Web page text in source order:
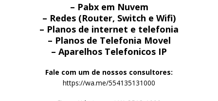
– Pabx em Nuvem
– Redes (Router, Switch e Wifi)
– Planos de internet e telefonia
– Planos de Telefonia Movel
– Aparelhos Telefonicos IP
Fale com um de nossos consultores:
https://wa.me/554135131000